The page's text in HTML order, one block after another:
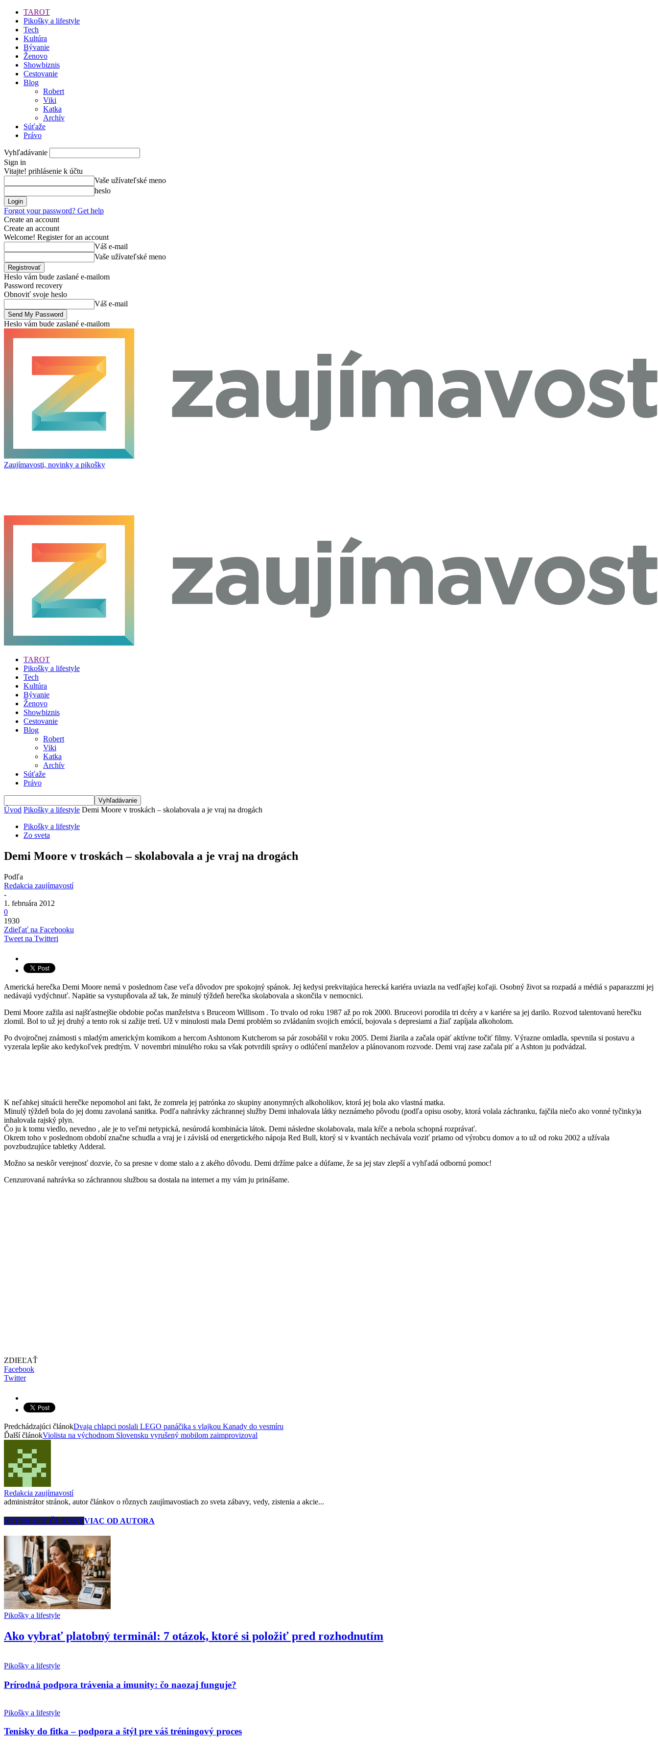
TAROT
Pikošky a lifestyle
Tech
Kultúra
Bývanie
Ženovo
Showbiznis
Cestovanie
Blog
Robert
Viki
Katka
Archív
Súťaže
Právo
Vyhľadávanie
Sign in
Vitajte! prihlásenie k účtu
Vaše užívateľské meno
heslo
Forgot your password? Get help
Create an account
Create an account
Welcome! Register for an account
Váš e-mail
Vaše užívateľské meno
Heslo vám bude zaslané e-mailom
Password recovery
Obnoviť svoje heslo
Váš e-mail
Heslo vám bude zaslané e-mailom
Zaujímavosti, novinky a pikošky
TAROT
Pikošky a lifestyle
Tech
Kultúra
Bývanie
Ženovo
Showbiznis
Cestovanie
Blog
Robert
Viki
Katka
Archív
Súťaže
Právo
Úvod Pikošky a lifestyle Demi Moore v troskách – skolabovala a je vraj na drogách
Pikošky a lifestyle
Zo sveta
Demi Moore v troskách – skolabovala a je vraj na drogách
Podľa
Redakcia zaujímavostí
-
1. februára 2012
0
1930
Zdieľať na Facebooku
Tweet na Twitteri
Americká herečka Demi Moore nemá v poslednom čase veľa dôvodov pre spokojný spánok. Jej kedysi prekvitajúca herecká kariéra uviazla na vedľajšej koľaji. Osobný život sa rozpadá a médiá s paparazzmi jej
nedávajú vydýchnuť. Napätie sa vystupňovala až tak, že minulý týždeň herečka skolabovala a skončila v nemocnici.
Demi Moore zažila asi najšťastnejšie obdobie počas manželstva s Bruceom Willisom . To trvalo od roku 1987 až po rok 2000. Bruceovi porodila tri dcéry a v kariére sa jej darilo. Rozvod talentovanú herečku
zlomil. Bol to už jej druhý a tento rok si zažije tretí. Už v minulosti mala Demi problém so zvládaním svojich emócií, bojovala s depresiami a žiaľ zapíjala alkoholom.
Po dvojročnej známosti s mladým americkým komikom a hercom Ashtonom Kutcherom sa pár zosobášil v roku 2005. Demi žiarila a začala opäť aktívne točiť filmy. Výrazne omladla, spevnila si postavu a
vyzerala lepšie ako kedykoľvek predtým. V novembri minulého roku sa však potvrdili správy o odlúčení manželov a plánovanom rozvode. Demi vraj zase začala piť a Ashton ju podvádzal.
K neľahkej situácii herečke nepomohol ani fakt, že zomrela jej patrónka zo skupiny anonymných alkoholikov, ktorá jej bola ako vlastná matka.
Minulý týždeň bola do jej domu zavolaná sanitka. Podľa nahrávky záchrannej služby Demi inhalovala látky neznámeho pôvodu (podľa opisu osoby, ktorá volala záchranku, fajčila niečo ako vonné tyčinky)a
inhalovala rajský plyn.
Čo ju k tomu viedlo, nevedno , ale je to veľmi netypická, nesúrodá kombinácia látok. Demi následne skolabovala, mala kŕče a nebola schopná rozprávať.
Okrem toho v poslednom období značne schudla a vraj je i závislá od energetického nápoja Red Bull, ktorý si v kvantách nechávala voziť priamo od výrobcu domov a to už od roku 2002 a užívala
povzbudzujúce tabletky Adderal.
Možno sa neskôr verejnosť dozvie, čo sa presne v dome stalo a z akého dôvodu. Demi držíme palce a dúfame, že sa jej stav zlepší a vyhľadá odbornú pomoc!
Cenzurovaná nahrávka so záchrannou službou sa dostala na internet a my vám ju prinášame.
ZDIEĽAŤ
Facebook
Twitter
Predchádzajúci článokDvaja chlapci poslali LEGO panáčika s vlajkou Kanady do vesmíru
Ďalší článokViolista na východnom Slovensku vyrušený mobilom zaimprovizoval
Redakcia zaujímavostí
administrátor stránok, autor článkov o rôznych zaujímavostiach zo sveta zábavy, vedy, zistenia a akcie...
SÚVISIACE ČLÁNKYVIAC OD AUTORA
Pikošky a lifestyle
Ako vybrať platobný terminál: 7 otázok, ktoré si položiť pred rozhodnutím
Pikošky a lifestyle
Prírodná podpora trávenia a imunity: čo naozaj funguje?
Pikošky a lifestyle
Tenisky do fitka – podpora a štýl pre váš tréningový proces